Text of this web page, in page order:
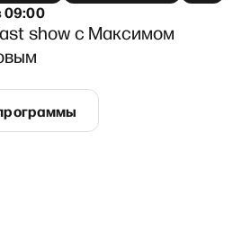
09:00
show с Максимом